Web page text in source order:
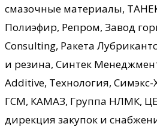
смазочные материалы,
Полиэфир, Репром, Завод
Consulting, Ракета
и резина, Синтек
Additive, Технология,
ГСМ, КАМАЗ, Группа НЛМК,
дирекция закупок и